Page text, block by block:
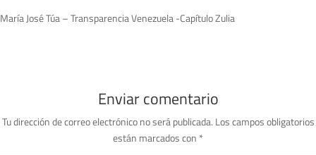
María José Túa – Transparencia Venezuela -Capítulo Zulia
Enviar comentario
Tu dirección de correo electrónico no será publicada. Los campos obligatorios
están marcados con *